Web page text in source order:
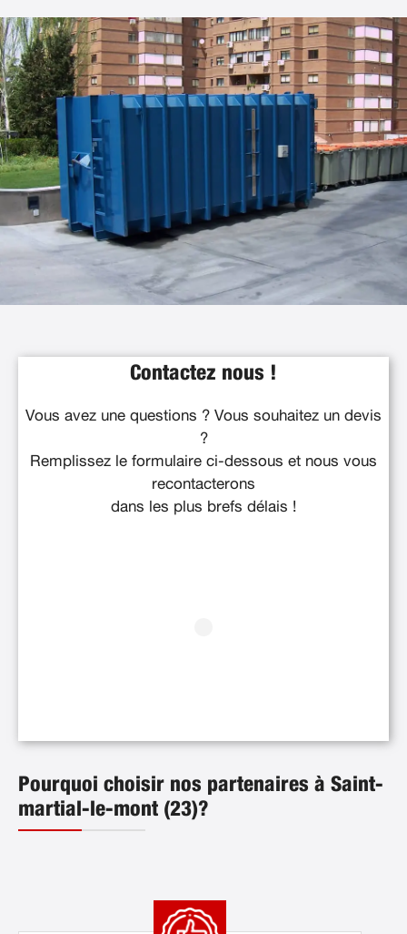
Contactez nous !
Vous avez une questions ? Vous souhaitez un devis
?
Remplissez le formulaire ci-dessous et nous vous
recontacterons
dans les plus brefs délais !
Pourquoi choisir nos partenaires à Saint-
martial-le-mont (23)?